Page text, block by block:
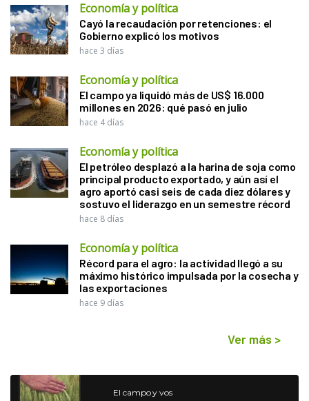
Economía y política
Cayó la recaudación por retenciones: el
Gobierno explicó los motivos
hace 3 días
Economía y política
El campo ya liquidó más de US$ 16.000
millones en 2026: qué pasó en julio
hace 4 días
Economía y política
El petróleo desplazó a la harina de soja como
principal producto exportado, y aún así el
agro aportó casi seis de cada diez dólares y
sostuvo el liderazgo en un semestre récord
hace 8 días
Economía y política
Récord para el agro: la actividad llegó a su
máximo histórico impulsada por la cosecha y
las exportaciones
hace 9 días
Ver más >
El campo y vos